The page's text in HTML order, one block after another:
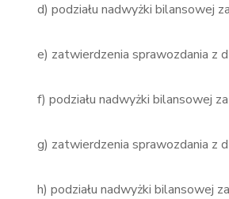
d) podziału nadwyżki bilansowej
e) zatwierdzenia sprawozdania z
f) podziału nadwyżki bilansowej
g) zatwierdzenia sprawozdania z
h) podziału nadwyżki bilansowej